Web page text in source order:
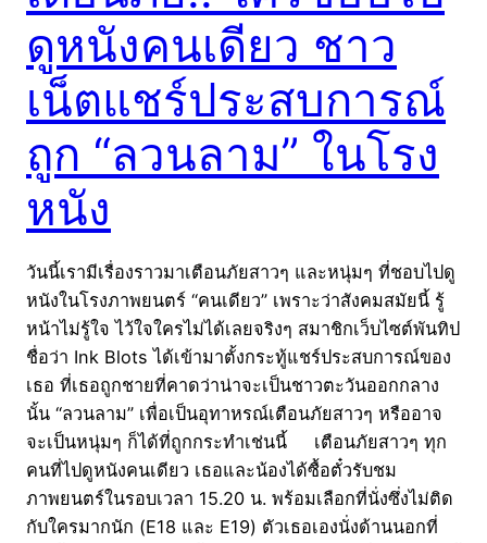
ดูหนังคนเดียว ชาว
เน็ตแชร์ประสบการณ์
ถูก “ลวนลาม” ในโรง
หนัง
วันนี้เรามีเรื่องราวมาเตือนภัยสาวๆ และหนุ่มๆ ที่ชอบไปดู
หนังในโรงภาพยนตร์ “คนเดียว” เพราะว่าสังคมสมัยนี้ รู้
หน้าไม่รู้ใจ ไว้ใจใครไม่ได้เลยจริงๆ สมาชิกเว็บไซต์พันทิป
ชื่อว่า Ink Blots ได้เข้ามาตั้งกระทู้แชร์ประสบการณ์ของ
เธอ ที่เธอถูกชายที่คาดว่าน่าจะเป็นชาวตะวันออกกลาง
นั้น “ลวนลาม” เพื่อเป็นอุทาหรณ์เตือนภัยสาวๆ หรืออาจ
จะเป็นหนุ่มๆ ก็ได้ที่ถูกกระทำเช่นนี้ เตือนภัยสาวๆ ทุก
คนที่ไปดูหนังคนเดียว เธอและน้องได้ซื้อตั๋วรับชม
ภาพยนตร์ในรอบเวลา 15.20 น. พร้อมเลือกที่นั่งซึ่งไม่ติด
กับใครมากนัก (E18 และ E19) ตัวเธอเองนั่งด้านนอกที่